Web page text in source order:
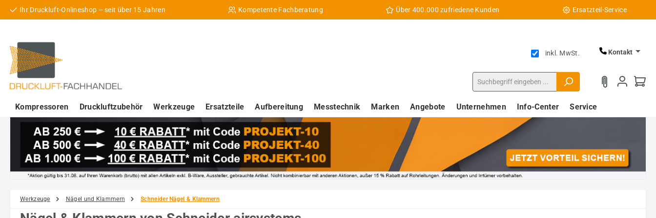
Hauptinhalt springen
Zur Suche springen
Zur Hauptnavigation springen
Ihr Druckluft-Onlineshop – seit über 15 Jahren Kompetente Fachberatung Über 400.000 zufriedene Kunden Ersatzteil-Service
inkl. MwSt. Kontakt
Kompressoren Druckluftzubehör Werkzeuge Ersatzteile Aufbereitung Messtechnik Marken Angebote Unternehmen Info-Center Service
Werkzeuge Nägel und Klammern Schneider Nägel & Klammern